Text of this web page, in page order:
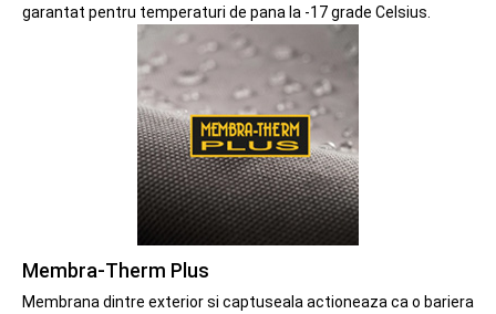
garantat pentru temperaturi de pana la -17 grade Celsius.
Membra-Therm Plus
Membrana dintre exterior si captuseala actioneaza ca o bariera